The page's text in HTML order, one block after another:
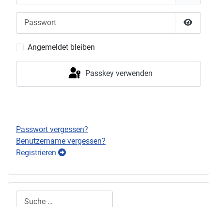
Passwort
Angemeldet bleiben
Passkey verwenden
Passwort vergessen?
Benutzername vergessen?
Registrieren